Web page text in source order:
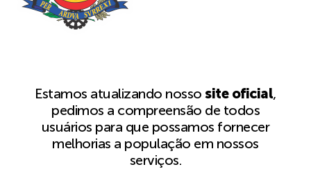
Estamos atualizando nossosite oficial,
pedimos a compreensão de todos
usuários para que possamos fornecer
melhorias a população em nossos
serviços.